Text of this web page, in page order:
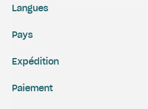
Expédition
Paiement
Langues
Pays